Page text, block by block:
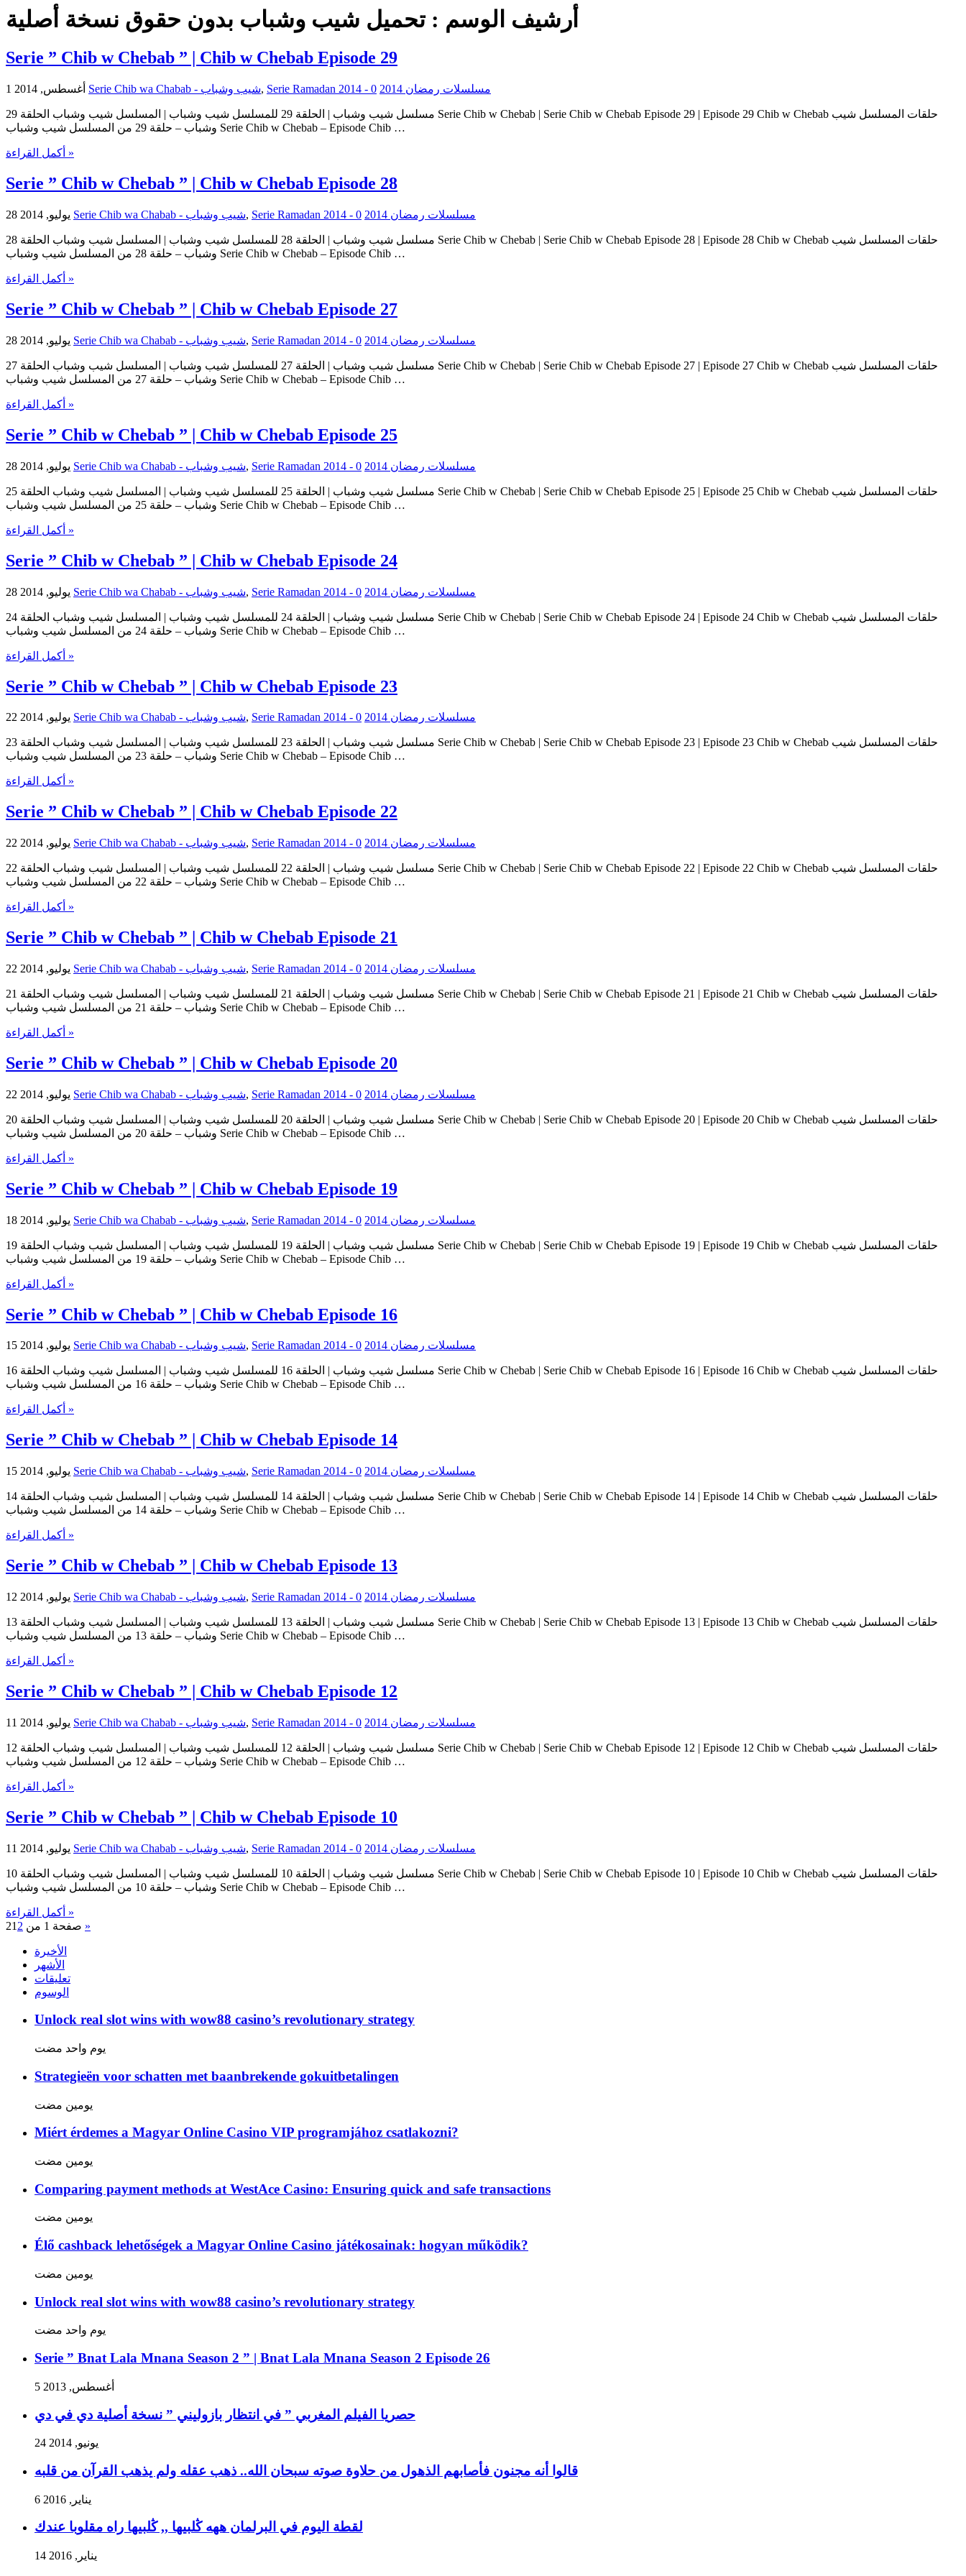
أرشيف الوسم :تحميل شيب وشباب بدون حقوق نسخة أصلية
Serie ” Chib w Chebab ” | Chib w Chebab Episode 29
1 أغسطس, 2014 Serie Chib wa Chabab - شيب وشباب, Serie Ramadan 2014 - مسلسلات رمضان 2014 0
مسلسل شيب وشباب | الحلقة 29 للمسلسل شيب وشباب | المسلسل شيب وشباب الحلقة 29 Serie Chib w Chebab | Serie Chib w Chebab Episode 29 | Episode 29 Chib w Chebab حلقات المسلسل شيب
وشباب – حلقة 29 من المسلسل شيب وشباب Serie Chib w Chebab – Episode Chib …
أكمل القراءة »
Serie ” Chib w Chebab ” | Chib w Chebab Episode 28
28 يوليو, 2014 Serie Chib wa Chabab - شيب وشباب, Serie Ramadan 2014 - مسلسلات رمضان 2014 0
مسلسل شيب وشباب | الحلقة 28 للمسلسل شيب وشباب | المسلسل شيب وشباب الحلقة 28 Serie Chib w Chebab | Serie Chib w Chebab Episode 28 | Episode 28 Chib w Chebab حلقات المسلسل شيب
وشباب – حلقة 28 من المسلسل شيب وشباب Serie Chib w Chebab – Episode Chib …
أكمل القراءة »
Serie ” Chib w Chebab ” | Chib w Chebab Episode 27
28 يوليو, 2014 Serie Chib wa Chabab - شيب وشباب, Serie Ramadan 2014 - مسلسلات رمضان 2014 0
مسلسل شيب وشباب | الحلقة 27 للمسلسل شيب وشباب | المسلسل شيب وشباب الحلقة 27 Serie Chib w Chebab | Serie Chib w Chebab Episode 27 | Episode 27 Chib w Chebab حلقات المسلسل شيب
وشباب – حلقة 27 من المسلسل شيب وشباب Serie Chib w Chebab – Episode Chib …
أكمل القراءة »
Serie ” Chib w Chebab ” | Chib w Chebab Episode 25
28 يوليو, 2014 Serie Chib wa Chabab - شيب وشباب, Serie Ramadan 2014 - مسلسلات رمضان 2014 0
مسلسل شيب وشباب | الحلقة 25 للمسلسل شيب وشباب | المسلسل شيب وشباب الحلقة 25 Serie Chib w Chebab | Serie Chib w Chebab Episode 25 | Episode 25 Chib w Chebab حلقات المسلسل شيب
وشباب – حلقة 25 من المسلسل شيب وشباب Serie Chib w Chebab – Episode Chib …
أكمل القراءة »
Serie ” Chib w Chebab ” | Chib w Chebab Episode 24
28 يوليو, 2014 Serie Chib wa Chabab - شيب وشباب, Serie Ramadan 2014 - مسلسلات رمضان 2014 0
مسلسل شيب وشباب | الحلقة 24 للمسلسل شيب وشباب | المسلسل شيب وشباب الحلقة 24 Serie Chib w Chebab | Serie Chib w Chebab Episode 24 | Episode 24 Chib w Chebab حلقات المسلسل شيب
وشباب – حلقة 24 من المسلسل شيب وشباب Serie Chib w Chebab – Episode Chib …
أكمل القراءة »
Serie ” Chib w Chebab ” | Chib w Chebab Episode 23
22 يوليو, 2014 Serie Chib wa Chabab - شيب وشباب, Serie Ramadan 2014 - مسلسلات رمضان 2014 0
مسلسل شيب وشباب | الحلقة 23 للمسلسل شيب وشباب | المسلسل شيب وشباب الحلقة 23 Serie Chib w Chebab | Serie Chib w Chebab Episode 23 | Episode 23 Chib w Chebab حلقات المسلسل شيب
وشباب – حلقة 23 من المسلسل شيب وشباب Serie Chib w Chebab – Episode Chib …
أكمل القراءة »
Serie ” Chib w Chebab ” | Chib w Chebab Episode 22
22 يوليو, 2014 Serie Chib wa Chabab - شيب وشباب, Serie Ramadan 2014 - مسلسلات رمضان 2014 0
مسلسل شيب وشباب | الحلقة 22 للمسلسل شيب وشباب | المسلسل شيب وشباب الحلقة 22 Serie Chib w Chebab | Serie Chib w Chebab Episode 22 | Episode 22 Chib w Chebab حلقات المسلسل شيب
وشباب – حلقة 22 من المسلسل شيب وشباب Serie Chib w Chebab – Episode Chib …
أكمل القراءة »
Serie ” Chib w Chebab ” | Chib w Chebab Episode 21
22 يوليو, 2014 Serie Chib wa Chabab - شيب وشباب, Serie Ramadan 2014 - مسلسلات رمضان 2014 0
مسلسل شيب وشباب | الحلقة 21 للمسلسل شيب وشباب | المسلسل شيب وشباب الحلقة 21 Serie Chib w Chebab | Serie Chib w Chebab Episode 21 | Episode 21 Chib w Chebab حلقات المسلسل شيب
وشباب – حلقة 21 من المسلسل شيب وشباب Serie Chib w Chebab – Episode Chib …
أكمل القراءة »
Serie ” Chib w Chebab ” | Chib w Chebab Episode 20
22 يوليو, 2014 Serie Chib wa Chabab - شيب وشباب, Serie Ramadan 2014 - مسلسلات رمضان 2014 0
مسلسل شيب وشباب | الحلقة 20 للمسلسل شيب وشباب | المسلسل شيب وشباب الحلقة 20 Serie Chib w Chebab | Serie Chib w Chebab Episode 20 | Episode 20 Chib w Chebab حلقات المسلسل شيب
وشباب – حلقة 20 من المسلسل شيب وشباب Serie Chib w Chebab – Episode Chib …
أكمل القراءة »
Serie ” Chib w Chebab ” | Chib w Chebab Episode 19
18 يوليو, 2014 Serie Chib wa Chabab - شيب وشباب, Serie Ramadan 2014 - مسلسلات رمضان 2014 0
مسلسل شيب وشباب | الحلقة 19 للمسلسل شيب وشباب | المسلسل شيب وشباب الحلقة 19 Serie Chib w Chebab | Serie Chib w Chebab Episode 19 | Episode 19 Chib w Chebab حلقات المسلسل شيب
وشباب – حلقة 19 من المسلسل شيب وشباب Serie Chib w Chebab – Episode Chib …
أكمل القراءة »
Serie ” Chib w Chebab ” | Chib w Chebab Episode 16
15 يوليو, 2014 Serie Chib wa Chabab - شيب وشباب, Serie Ramadan 2014 - مسلسلات رمضان 2014 0
مسلسل شيب وشباب | الحلقة 16 للمسلسل شيب وشباب | المسلسل شيب وشباب الحلقة 16 Serie Chib w Chebab | Serie Chib w Chebab Episode 16 | Episode 16 Chib w Chebab حلقات المسلسل شيب
وشباب – حلقة 16 من المسلسل شيب وشباب Serie Chib w Chebab – Episode Chib …
أكمل القراءة »
Serie ” Chib w Chebab ” | Chib w Chebab Episode 14
15 يوليو, 2014 Serie Chib wa Chabab - شيب وشباب, Serie Ramadan 2014 - مسلسلات رمضان 2014 0
مسلسل شيب وشباب | الحلقة 14 للمسلسل شيب وشباب | المسلسل شيب وشباب الحلقة 14 Serie Chib w Chebab | Serie Chib w Chebab Episode 14 | Episode 14 Chib w Chebab حلقات المسلسل شيب
وشباب – حلقة 14 من المسلسل شيب وشباب Serie Chib w Chebab – Episode Chib …
أكمل القراءة »
Serie ” Chib w Chebab ” | Chib w Chebab Episode 13
12 يوليو, 2014 Serie Chib wa Chabab - شيب وشباب, Serie Ramadan 2014 - مسلسلات رمضان 2014 0
مسلسل شيب وشباب | الحلقة 13 للمسلسل شيب وشباب | المسلسل شيب وشباب الحلقة 13 Serie Chib w Chebab | Serie Chib w Chebab Episode 13 | Episode 13 Chib w Chebab حلقات المسلسل شيب
وشباب – حلقة 13 من المسلسل شيب وشباب Serie Chib w Chebab – Episode Chib …
أكمل القراءة »
Serie ” Chib w Chebab ” | Chib w Chebab Episode 12
11 يوليو, 2014 Serie Chib wa Chabab - شيب وشباب, Serie Ramadan 2014 - مسلسلات رمضان 2014 0
مسلسل شيب وشباب | الحلقة 12 للمسلسل شيب وشباب | المسلسل شيب وشباب الحلقة 12 Serie Chib w Chebab | Serie Chib w Chebab Episode 12 | Episode 12 Chib w Chebab حلقات المسلسل شيب
وشباب – حلقة 12 من المسلسل شيب وشباب Serie Chib w Chebab – Episode Chib …
أكمل القراءة »
Serie ” Chib w Chebab ” | Chib w Chebab Episode 10
11 يوليو, 2014 Serie Chib wa Chabab - شيب وشباب, Serie Ramadan 2014 - مسلسلات رمضان 2014 0
مسلسل شيب وشباب | الحلقة 10 للمسلسل شيب وشباب | المسلسل شيب وشباب الحلقة 10 Serie Chib w Chebab | Serie Chib w Chebab Episode 10 | Episode 10 Chib w Chebab حلقات المسلسل شيب
وشباب – حلقة 10 من المسلسل شيب وشباب Serie Chib w Chebab – Episode Chib …
أكمل القراءة »
صفحة 1 من 2
1 2 »
الأخيرة
الأشهر
تعليقات
الوسوم
Unlock real slot wins with wow88 casino’s revolutionary strategy
‏يوم واحد مضت
Strategieën voor schatten met baanbrekende gokuitbetalingen
‏يومين مضت
Miért érdemes a Magyar Online Casino VIP programjához csatlakozni?
‏يومين مضت
Comparing payment methods at WestAce Casino: Ensuring quick and safe transactions
‏يومين مضت
Élő cashback lehetőségek a Magyar Online Casino játékosainak: hogyan működik?
‏يومين مضت
Unlock real slot wins with wow88 casino’s revolutionary strategy
‏يوم واحد مضت
Serie ” Bnat Lala Mnana Season 2 ” | Bnat Lala Mnana Season 2 Episode 26
5 أغسطس, 2013
حصريا الفيلم المغربي ” في انتظار بازوليني ” نسخة أصلية دي في دي
24 يونيو, 2014
قالوا أنه مجنون فأصابهم الذهول من حلاوة صوته سبحان الله.. ذهب عقله ولم يذهب القرآن من قلبه
6 يناير, 2016
لقطة اليوم في البرلمان ههه ڭلبيها ,, ڭلبيها راه مقلوبا عندك
14 يناير, 2016